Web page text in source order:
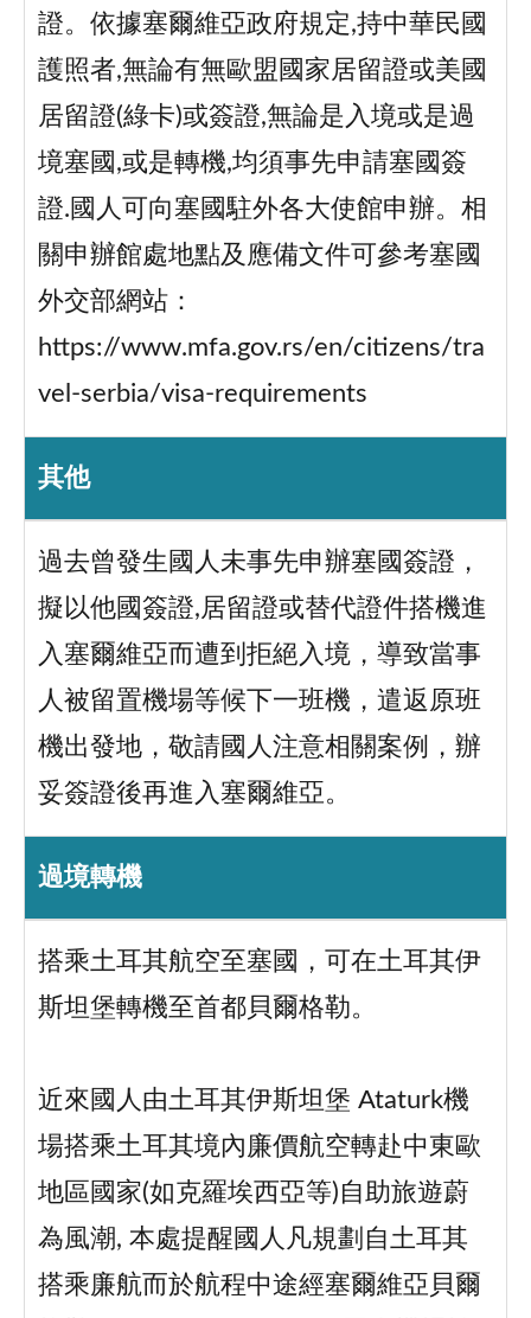
證。依據塞爾維亞政府規定,持中華民國
護照者,無論有無歐盟國家居留證或美國
居留證(綠卡)或簽證,無論是入境或是過
境塞國,或是轉機,均須事先申請塞國簽
證.國人可向塞國駐外各大使館申辦。相
關申辦館處地點及應備文件可參考塞國
外交部網站：
https://www.mfa.gov.rs/en/citizens/tra
vel-serbia/visa-requirements
其他
過去曾發生國人未事先申辦塞國簽證，
擬以他國簽證,居留證或替代證件搭機進
入塞爾維亞而遭到拒絕入境，導致當事
人被留置機場等候下一班機，遣返原班
機出發地，敬請國人注意相關案例，辦
妥簽證後再進入塞爾維亞。
過境轉機
搭乘土耳其航空至塞國，可在土耳其伊
斯坦堡轉機至首都貝爾格勒。
近來國人由土耳其伊斯坦堡 Ataturk機
場搭乘土耳其境內廉價航空轉赴中東歐
地區國家(如克羅埃西亞等)自助旅遊蔚
為風潮, 本處提醒國人凡規劃自土耳其
搭乘廉航而於航程中途經塞爾維亞貝爾